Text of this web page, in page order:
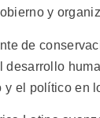
y
de
el político en